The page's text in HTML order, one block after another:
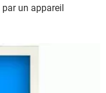
un appareil